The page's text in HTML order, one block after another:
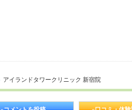
アイランドタワークリニック 新宿院